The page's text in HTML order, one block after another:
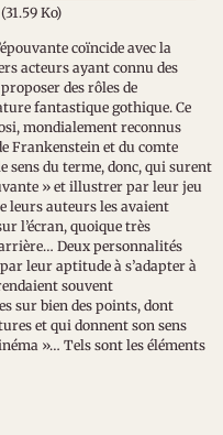
(31.59 Ko)
coïncide avec la
acteurs ayant connu des
des rôles de
fantastique gothique. Ce
mondialement reconnus
Frankenstein et du comte
sens du terme, donc, qui surent
» et illustrer par leur jeu
leurs auteurs les avaient
l’écran, quoique très
Deux personnalités
leur aptitude à s’adapter à
souvent
sur bien des points, dont
et qui donnent son sens
»… Tels sont les éléments